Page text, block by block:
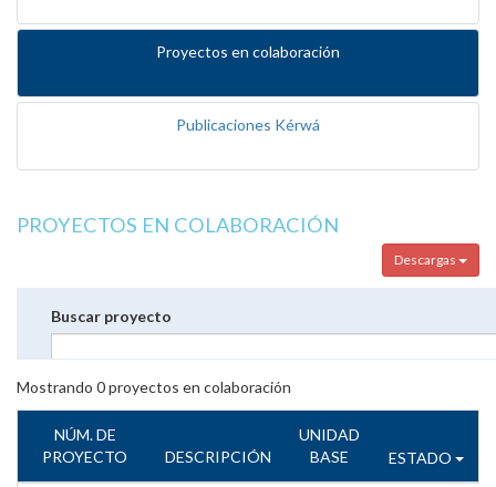
Proyectos en colaboración
Publicaciones Kérwá
PROYECTOS EN COLABORACIÓN
Descargas
Buscar proyecto
Mostrando 0proyectos en colaboración
NÚM. DE
PROYECTO
DESCRIPCIÓN
UNIDAD
BASE
ESTADO